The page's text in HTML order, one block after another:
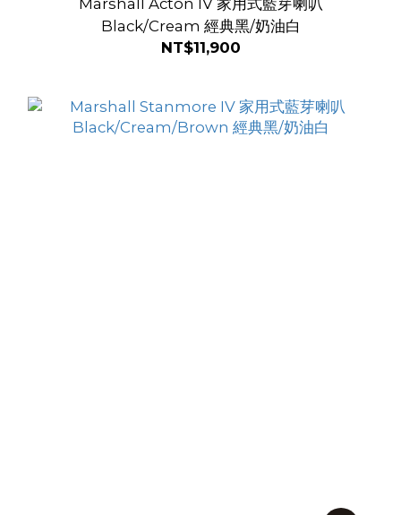
Marshall Acton IV 家用式藍芽喇叭
Black/Cream 經典黑/奶油白
NT$11,900